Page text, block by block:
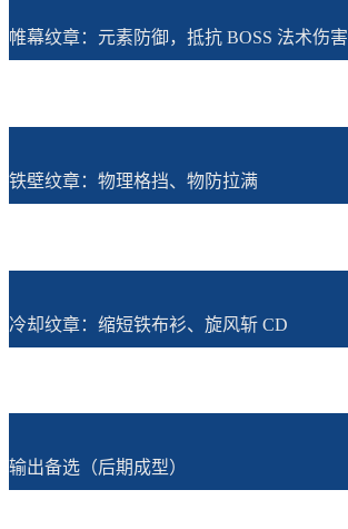
帷幕纹章：元素防御，抵抗 BOSS 法术伤害
铁壁纹章：物理格挡、物防拉满
冷却纹章：缩短铁布衫、旋风斩 CD
输出备选（后期成型）